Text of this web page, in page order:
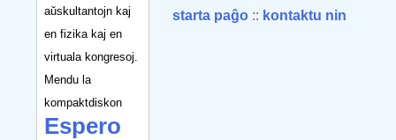
aŭskultantojn kaj
en fizika kaj en
virtuala kongresoj.
Mendu la
kompaktdiskon
Espero
starta paĝo :: kontaktu nin